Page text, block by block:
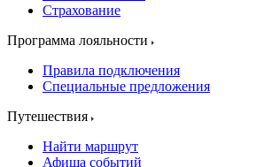
Страхование
Программа лояльности
Правила подключения
Специальные предложения
Путешествия
Найти маршрут
Афиша событий